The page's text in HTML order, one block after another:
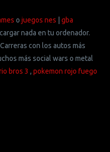
ojuegos nes|gba
nada en tu ordenador.
con los autos más
más social wars o metal